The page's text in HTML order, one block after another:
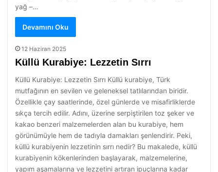
yağ –…
Devamını Oku
12 Haziran 2025
Küllü Kurabiye: Lezzetin Sırrı
Küllü Kurabiye: Lezzetin Sırrı Küllü kurabiye, Türk
mutfağının en sevilen ve geleneksel tatlılarından biridir.
Özellikle çay saatlerinde, özel günlerde ve misafirliklerde
sıkça tercih edilir. Adını, üzerine serpiştirilen toz şeker ve
kakao benzeri malzemelerden alan bu kurabiye, hem
görünümüyle hem de tadıyla damakları şenlendirir. Peki,
küllü kurabiyenin lezzetinin sırrı nedir? Bu makalede, küllü
kurabiyenin kökenlerinden başlayarak, malzemelerine,
yapım aşamalarına ve lezzetini artıran ipuçlarına kadar